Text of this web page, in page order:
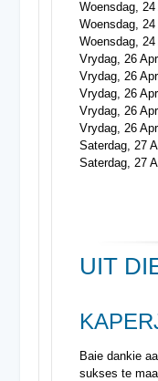
Woensdag,
Woensdag,
Woensdag,
Vrydag, 26
Vrydag, 26
Vrydag, 26
Vrydag, 26
Vrydag, 26
Saterdag, 27
Saterdag, 27
UIT
Baie dankie
sukses te